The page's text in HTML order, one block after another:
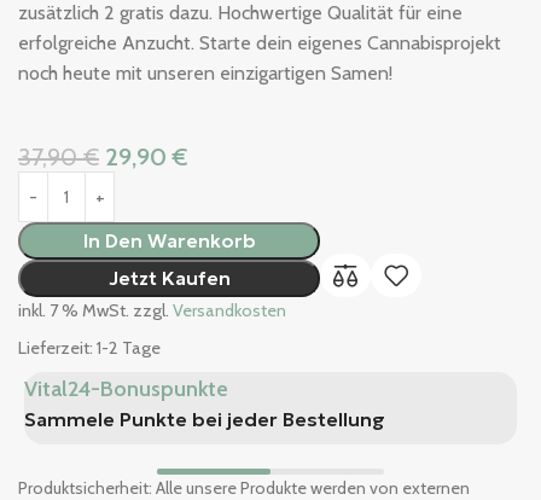
zusätzlich 2 gratis dazu. Hochwertige Qualität für eine
erfolgreiche Anzucht. Starte dein eigenes Cannabisprojekt
noch heute mit unseren einzigartigen Samen!
37,90€ 29,90€
In Den Warenkorb
Jetzt Kaufen
inkl. 7 % MwSt. zzgl. Versandkosten
Lieferzeit: 1-2 Tage
Vital24-Bonuspunkte
Sammele Punkte bei jeder Bestellung
Produktsicherheit: Alle unsere Produkte werden von externen